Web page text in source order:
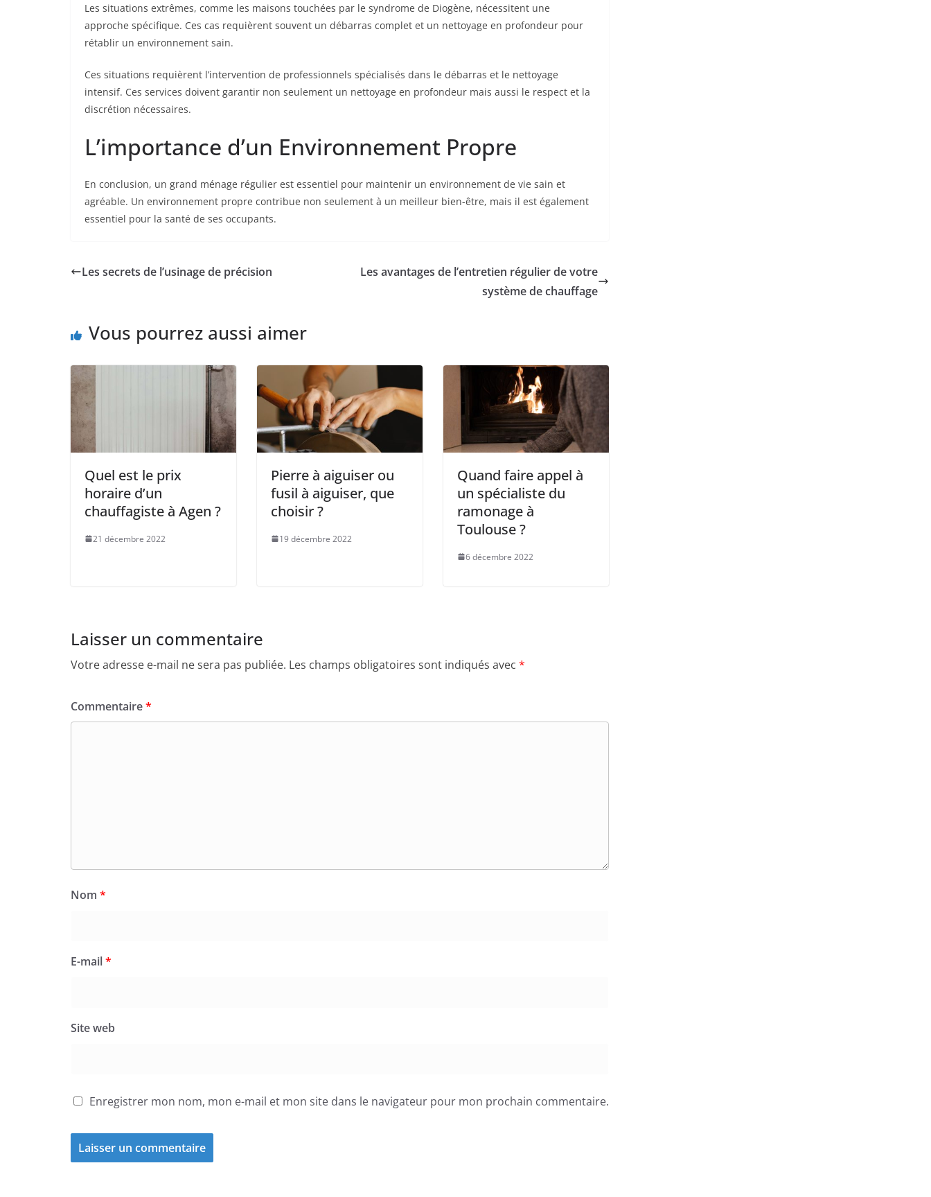
Les situations extrêmes, comme les maisons touchées par le syndrome de Diogène, nécessitent une
approche spécifique. Ces cas requièrent souvent un débarras complet et un nettoyage en profondeur pour
rétablir un environnement sain.
Ces situations requièrent l’intervention de professionnels spécialisés dans le débarras et le nettoyage
intensif. Ces services doivent garantir non seulement un nettoyage en profondeur mais aussi le respect et la
discrétion nécessaires.
L’importance d’un Environnement Propre
En conclusion, un grand ménage régulier est essentiel pour maintenir un environnement de vie sain et
agréable. Un environnement propre contribue non seulement à un meilleur bien-être, mais il est également
essentiel pour la santé de ses occupants.
Les secrets de l’usinage de précision
Les avantages de l’entretien régulier de votre
système de chauffage
Vous pourrez aussi aimer
Quel est le prix
horaire d’un
chauffagiste à Agen ?
21 décembre 2022
Pierre à aiguiser ou
fusil à aiguiser, que
choisir ?
19 décembre 2022
Quand faire appel à
un spécialiste du
ramonage à
Toulouse ?
6 décembre 2022
Laisser un commentaire
Votre adresse e-mail ne sera pas publiée. Les champs obligatoires sont indiqués avec *
Commentaire*
Nom *
E-mail*
Site web
Enregistrer mon nom, mon e-mail et mon site dans le navigateur pour mon prochain commentaire.